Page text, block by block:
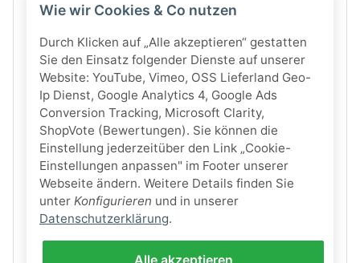
Wie wir Cookies & Co nutzen
Durch Klicken auf „Alle akzeptieren“ gestatten
Sie den Einsatz folgender Dienste auf unserer
Website: YouTube, Vimeo, OSS Lieferland Geo-
Ip Dienst, Google Analytics 4, Google Ads
Conversion Tracking, Microsoft Clarity,
ShopVote (Bewertungen). Sie können die
Einstellung jederzeitüber den Link „Cookie-
Einstellungen anpassen" im Footer unserer
Webseite ändern. Weitere Details finden Sie
unter Konfigurieren und in unserer
Datenschutzerklärung.
Alle akzeptieren